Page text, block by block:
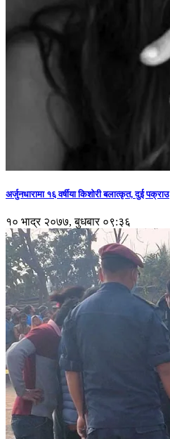
अर्जुनधारामा १६ वर्षीया किशोरी बलात्कृत, दुई पक्राउ
१० भाद्र २०७७, बुधबार ०९:३६